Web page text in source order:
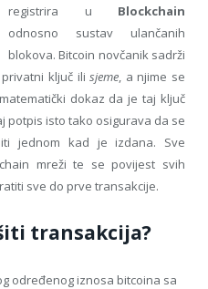
registrira u Blockchain
odnosno sustav ulančanih
blokova. Bitcoin novčanik sadrži
ključ ilisjeme, a njime se
dokaz da je taj ključ
potpis isto tako osigurava da se
jednom kad je izdana. Sve
mreži te se povijest svih
sve do prve transakcije.
transakcija?
određenog iznosa bitcoina sa